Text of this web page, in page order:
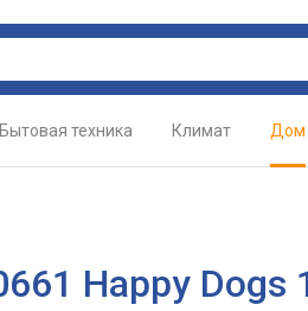
Бытовая техника Климат Дом
Happy Dogs